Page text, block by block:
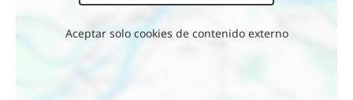
Aceptar solo cookies de contenido externo